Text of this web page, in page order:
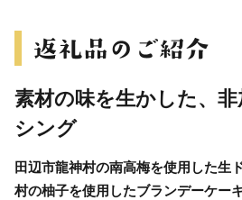
素材の味を生かした、
シング
田辺市龍神村の南高梅を使用した生
村の柚子を使用したブランデーケー